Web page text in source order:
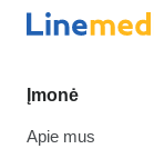
Įmonė
Apie mus